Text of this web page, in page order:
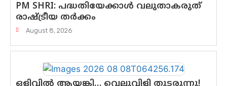
PM SHRI: പദ്ധതിയേക്കാൾ വലുതാകരുത്
രാഷ്ട്രീയ തർക്കം
August 8, 2026